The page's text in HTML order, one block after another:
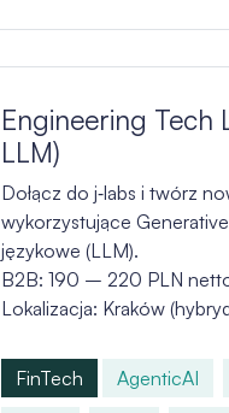
Engineering Tech
LLM)
Dołącz do j‑labs i twórz
wykorzystujące
językowe (LLM).
B2B: 190 – 220 PLN
Lokalizacja: Kraków
FinTech AgenticAI